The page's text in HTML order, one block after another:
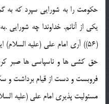
حكومت را به شورايي سپرد كه به
يكي از آنانم. خداوندا چه شورايي
(56)) آري امام علي (علیه
حق كشي ها و ناسپاسي ها صبر
فروبست و دست از قيام برداشت و
مسئوليت پذيري امام علي (علیه